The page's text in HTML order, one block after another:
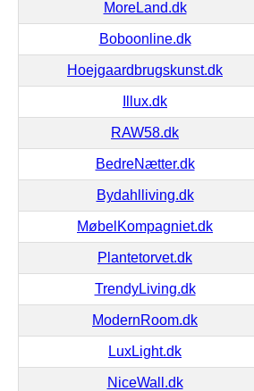
MoreLand.dk
Boboonline.dk
Hoejgaardbrugskunst.dk
Illux.dk
RAW58.dk
BedreNætter.dk
Bydahlliving.dk
MøbelKompagniet.dk
Plantetorvet.dk
TrendyLiving.dk
ModernRoom.dk
LuxLight.dk
NiceWall.dk